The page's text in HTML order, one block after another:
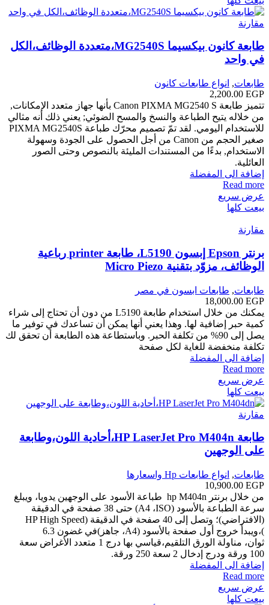
مقارنة
طابعة كانون بيكسيما MG2540S،متعددة الوظائف،الكل
في واحد
طابعات, انواع طابعات كانون
2,200.00 EGP
تتميز طابعة Canon PIXMA MG2540 S بأنها جهاز متعدد الإمكانات,
من خلاله يتيح الطباعة والنسخ والمسح الضوئي; يعني ذلك أنه مثالي
للاستخدام اليومي. لقد تمّ تصميم محرّك طباعة PIXMA MG2540S
صغير الحجم من Canon من أجل الحصول على الجودة وسهولة
الاستخدام, بدءًا من المستندات المليئة بالنصوص وحتى الصور
العائلية.
إضافة الى المفضلة
Read more
عرض سريع
بيعت كلها
مقارنة
برنتر Epson إبسون L5190، طابعة printer رباعية
الوظائف، مزوّد بتقنية Micro Piezo
طابعات, طابعات ابسون في مصر
18,000.00 EGP
يمكنك من خلال استخدام طابعة L5190 من دون أن تحتاج إلى شراء
كمية حبر إضافية لها. وهذا يعني أنها يمكن أن تساعدك في توفير ما
يصل إلى 90% من تكلفة الحبر. وباستطاعة هذه الطابعة أن تحقق لك
تكلفة منخفضة للغاية لكل صفحة
إضافة الى المفضلة
Read more
عرض سريع
بيعت كلها
مقارنة
طابعة HP LaserJet Pro M404n،أحادية اللون،وطابعة
على الوجهين
طابعات, انواع طابعات Hp واسعارها
10,900.00 EGP
من خلال برنتر hp M404n طباعة الأسود على الوجهين يدويا، ويبلغ
سرعة الطباعة بالأسود (ISO‏، A4‏) حتى 38 صفحة في الدقيقة
(الافتراضي)؛ وتصل إلى 40 صفحة في الدقيقة (HP High
Speed
)،ويبدأ خروج أول صفحة بالأسود (A4، جاهز)في غضون 6.3
ثوان،
مناولة الورق التلقيم،قياسي بها درج 1 متعدد الأغراض سعة
100 ورقة ودرج إدخال 2 سعة 250 ورقة.
إضافة الى المفضلة
Read more
عرض سريع
بيعت كلها